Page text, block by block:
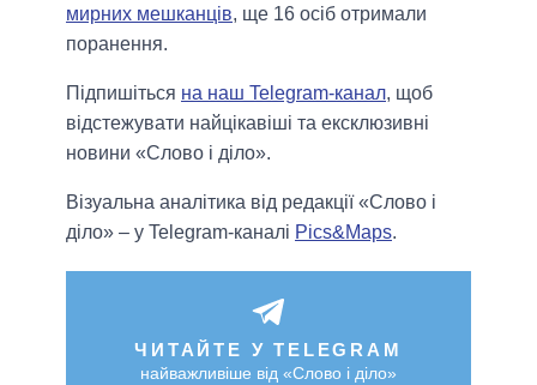
мирних мешканців, ще 16 осіб отримали
поранення.
Підпишіться на наш Telegram-канал, щоб
відстежувати найцікавіші та ексклюзивні
новини «Слово і діло».
Візуальна аналітика від редакції «Слово і
діло» – у Telegram-каналі Pics&Maps.
ЧИТАЙТЕ У TELEGRAM
найважливіше від «Слово і діло»